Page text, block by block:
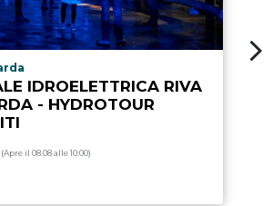
di interesse
IDROELETTRICA RIVA
- HYDROTOUR
(Apre il 08.08 alle 10:00)